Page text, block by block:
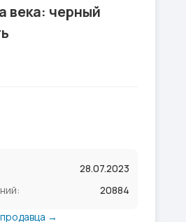
века: черный
28.07.2023
20884
→